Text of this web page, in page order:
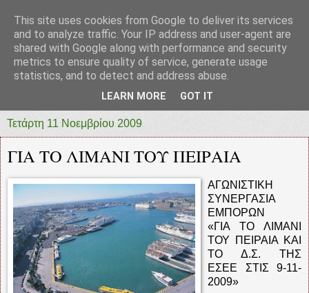
prototypia
"ΠΡΩΤΟΤΥΠΙΑ" * ΑΝΕΞΑΡΤΗΤΗ-ΗΛΕΚΤΡΟΝΙΚΗ-
Τετάρτη 11 Νοεμβρίου 2009
ΓΙΑ ΤΟ ΛΙΜΑΝΙ ΤΟΥ ΠΕΙΡΑΙΑ
ΑΓΩΝΙΣΤΙΚΗ
ΣΥΝΕΡΓΑΣΙΑ
ΕΜΠΟΡΩΝ
«ΓΙΑ ΤΟ ΛΙΜΑΝΙ
ΤΟΥ ΠΕΙΡΑΙΑ ΚΑΙ
ΤΟ Δ.Σ. ΤΗΣ
ΕΣΕΕ ΣΤΙΣ 9-11-
2009»
This site uses cookies from Google to deliver its services
and to analyze traffic. Your IP address and user-agent are
shared with Google along with performance and security
metrics to ensure quality of service, generate usage
statistics, and to detect and address abuse.
LEARN MORE GOT IT